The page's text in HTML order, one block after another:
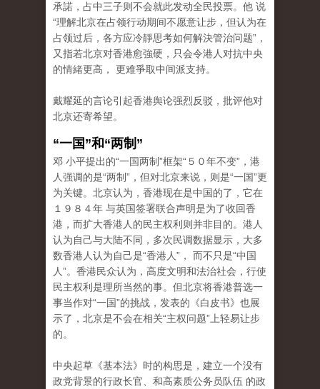
承諾，占中三子则不会就此发动全民投票。他 说
“理解北京在占领行动期间不愿意让步，但认为在
占领过后，各方应冷靜思考如何解決管治问题”，
又指若北京对香港愈強硬，只会令港人对抗中央
的情緒更高， 更难爭取中间派支持。
戴耀延的言论引起香港舆论强烈反驳，批评他对
北京还寄希望。
“一国”和“两制”
邓 小平提出的“一国两制”框架“５０年不变”，港
人强调的是“两制”，但对北京来说，则是“一国”更
为关键。北京认为，香港现在是中国的了，它在
１９８４年 与英国签署联合声明是为了收回香
港，而扩大香港人的民主权利则并非目的。港人
认为自己与大陆不同，多次民调数据显示，大多
数香港人认为自己是“香港人”， 而不只是“中国
人”。香港民众认为，高度文明和法治社会，行使
民主权利是理所当然的事。但北京将香港普选一
事当作对“一国”的挑战，发表的《白皮书》也展
示了，北京是不会在相关“主权问题”上轻易让步
的。
中央起草《基本法》时的构思是，建立一个没有
政党背景的行政长官、和高素质公务员队伍 的政